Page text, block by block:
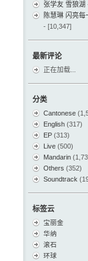
张学友 雪狼湖
陈慧琳 闪亮
- [10,347]
最新评论
正在加载...
分类
Cantonese
English (317)
EP (313)
Live (500)
Mandarin
Others (352)
Soundtrack
标签云
宝丽金
华纳
滚石
环球